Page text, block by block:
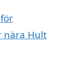
nära Hult